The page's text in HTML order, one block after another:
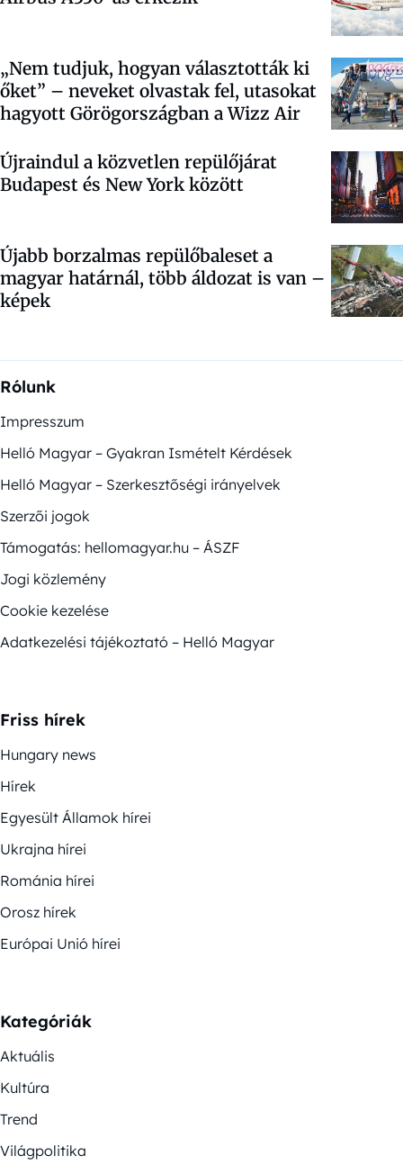
„Nem tudjuk, hogyan választották ki
őket” – neveket olvastak fel, utasokat
hagyott Görögországban a Wizz Air
Újraindul a közvetlen repülőjárat
Budapest és New York között
Újabb borzalmas repülőbaleset a
magyar határnál, több áldozat is van –
képek
Rólunk
Impresszum
Helló Magyar – Gyakran Ismételt Kérdések
Helló Magyar – Szerkesztőségi irányelvek
Szerzői jogok
Támogatás: hellomagyar.hu – ÁSZF
Jogi közlemény
Cookie kezelése
Adatkezelési tájékoztató – Helló Magyar
Friss hírek
Hungary news
Hírek
Egyesült Államok hírei
Ukrajna hírei
Románia hírei
Orosz hírek
Európai Unió hírei
Kategóriák
Aktuális
Kultúra
Trend
Világpolitika